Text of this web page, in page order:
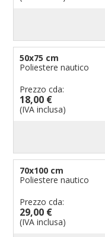
50x75 cm
Poliestere nautico
Prezzo cda:
18,00 €
(IVA inclusa)
70x100 cm
Poliestere nautico
Prezzo cda:
29,00 €
(IVA inclusa)